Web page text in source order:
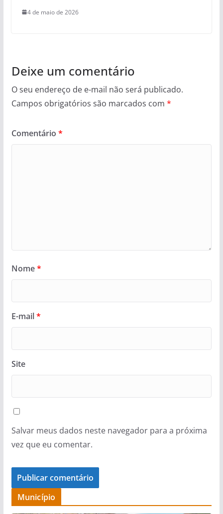
4 de maio de 2026
Deixe um comentário
O seu endereço de e-mail não será publicado.
Campos obrigatórios são marcados com *
Comentário *
Nome*
E-mail*
Site
Salvar meus dados neste navegador para a próxima
vez que eu comentar.
Município